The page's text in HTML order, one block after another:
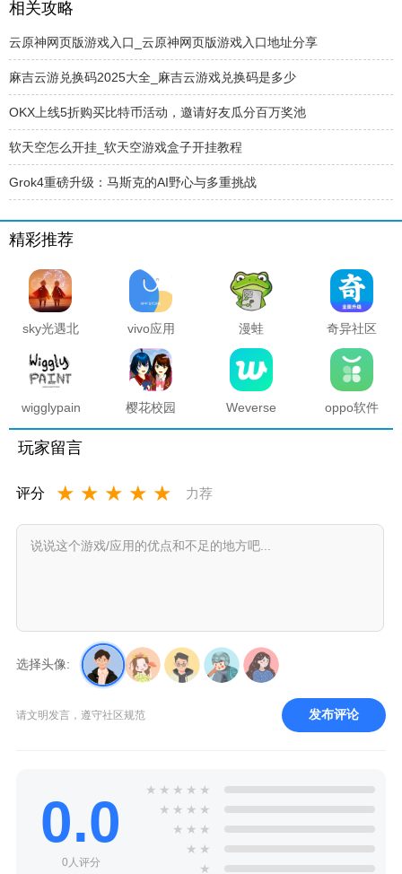
相关攻略
云原神网页版游戏入口_云原神网页版游戏入口地址分享
麻吉云游兑换码2025大全_麻吉云游戏兑换码是多少
OKX上线5折购买比特币活动，邀请好友瓜分百万奖池
软天空怎么开挂_软天空游戏盒子开挂教程
Grok4重磅升级：马斯克的AI野心与多重挑战​
精彩推荐
sky光遇北
解锁版
vivo应用
正版
漫蛙
官方正版
奇异社区
载安装
2025最新
版本
wigglypaint
樱花校园
Weverse
oppo软件
玩家留言
评分 ★ ★ ★ ★ ★ 力荐
选择头像:
请文明发言，遵守社区规范 发布评论
0.0
0人评分
★ ★ ★ ★ ★
★ ★ ★ ★
★ ★ ★
★ ★
★